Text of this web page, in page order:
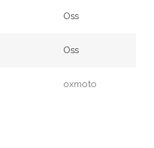
Oss
Oss
oxmoto